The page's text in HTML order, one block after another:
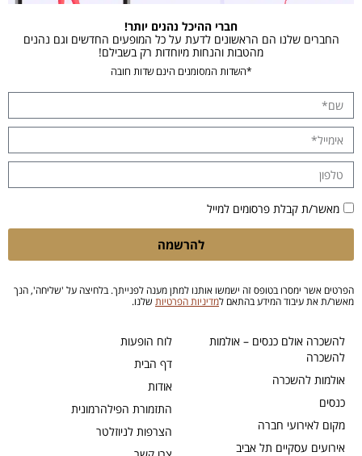
לוח הופעות
דף הבית
אודות
התזמורת הפילהרמונית
הצרפות לניוזלטר
להשכרה אולם כנסים – אולמות
להשכרה
אולמות להשכרה
כנסים
מקום לאירועי חברה
אירועים עסקיים תל אביב
חברי ההיכל נהנים יותר!
החברים שלנו הם הראשונים לדעת על כל המופעים החדשים וגם נהנים
מהטבות והנחות מיוחדות רק בשבילם!
*השדות המסומנים הינם שדות חובה
מאשר/ת קבלת פרסומים למייל
להרשמה
הפרטים אשר ימסרו בטופס זה ישמשו אותנו למתן מענה לפנייתך. בלחיצה על 'שליחה', הנך
מאשר/ת את עיבוד המידע בהתאם למדיניות הפרטיות שלנו.